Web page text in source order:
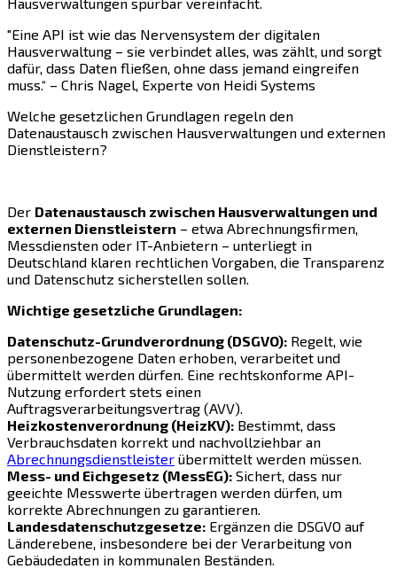
"Eine API ist wie das Nervensystem der digitalen
Hausverwaltung – sie verbindet alles, was zählt, und sorgt
dafür, dass Daten fließen, ohne dass jemand eingreifen
muss.“ – Chris Nagel, Experte von Heidi Systems
Welche gesetzlichen Grundlagen regeln den
Datenaustausch zwischen Hausverwaltungen und externen
Dienstleistern?
Der Datenaustausch zwischen Hausverwaltungen und
externen Dienstleistern – etwa Abrechnungsfirmen,
Messdiensten oder IT-Anbietern – unterliegt in
Deutschland klaren rechtlichen Vorgaben, die Transparenz
und Datenschutz sicherstellen sollen.
Wichtige gesetzliche Grundlagen:
Datenschutz-Grundverordnung (DSGVO): Regelt, wie
personenbezogene Daten erhoben, verarbeitet und
übermittelt werden dürfen. Eine rechtskonforme API-
Nutzung erfordert stets einen
Auftragsverarbeitungsvertrag (AVV).
Heizkostenverordnung (HeizKV): Bestimmt, dass
Verbrauchsdaten korrekt und nachvollziehbar an
Abrechnungsdienstleister übermittelt werden müssen.
Mess- und Eichgesetz (MessEG): Sichert, dass nur
geeichte Messwerte übertragen werden dürfen, um
korrekte Abrechnungen zu garantieren.
Landesdatenschutzgesetze: Ergänzen die DSGVO auf
Länderebene, insbesondere bei der Verarbeitung von
Gebäudedaten in kommunalen Beständen.